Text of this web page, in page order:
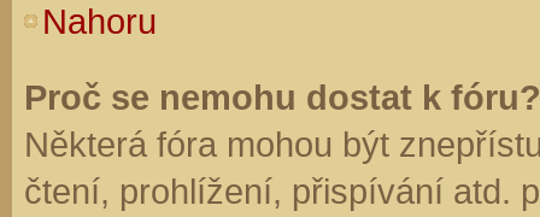
Nahoru
Proč se nemohu dostat k fóru?
Některá fóra mohou být
čtení, prohlížení, přispívání atd.